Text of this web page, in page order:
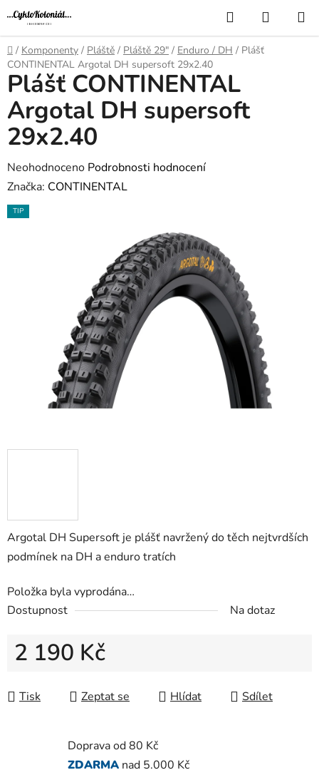
Přejít
na
obsah
Hledat
KOŠÍK
Domů
/ Komponenty / Pláště / Pláště 29" / Enduro / DH / Plášť
CONTINENTAL Argotal DH supersoft 29x2.40
Argotal DH Supersoft je plášť navržený do těch nejtvrdších
podmínek na DH a enduro tratích
Položka byla vyprodána…
Dostupnost
Na dotaz
2 190 Kč
Tisk
Zeptat se Hlídat Sdílet
Plášť CONTINENTAL
Argotal DH supersoft
29x2.40
Průměrné
hodnocení
produktu
Neohodnoceno Podrobnosti hodnocení
Značka: CONTINENTAL
TIP
Doprava od 80 Kč
ZDARMA nad 5.000 Kč